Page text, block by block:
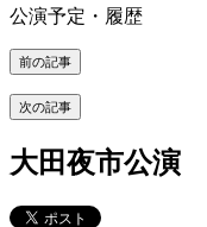
公演予定・履歴
前の記事
次の記事
大田夜市公演